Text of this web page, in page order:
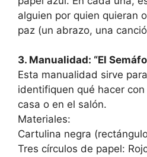
alguien por quien quieran
paz (un abrazo, una
3. Manualidad: “El
Esta manualidad sirve
identifiquen qué hacer
casa o en el salón.
Materiales:
Cartulina negra
Tres círculos de papel: